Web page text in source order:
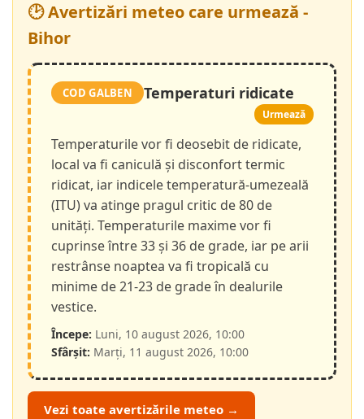
🕑 Avertizări meteo care urmează -
Bihor
COD GALBEN Temperaturi ridicate
Urmează
Temperaturile vor fi deosebit de ridicate,
local va fi caniculă și disconfort termic
ridicat, iar indicele temperatură-umezeală
(ITU) va atinge pragul critic de 80 de
unități. Temperaturile maxime vor fi
cuprinse între 33 și 36 de grade, iar pe arii
restrânse noaptea va fi tropicală cu
minime de 21-23 de grade în dealurile
vestice.
Începe: Luni, 10 august 2026, 10:00
Sfârșit: Marți, 11 august 2026, 10:00
Vezi toate avertizările meteo →